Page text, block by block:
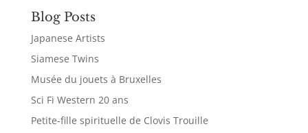
Blog Posts
Japanese Artists
Siamese Twins
Musée du jouets à Bruxelles
Sci Fi Western 20 ans
Petite-fille spirituelle de Clovis Trouille